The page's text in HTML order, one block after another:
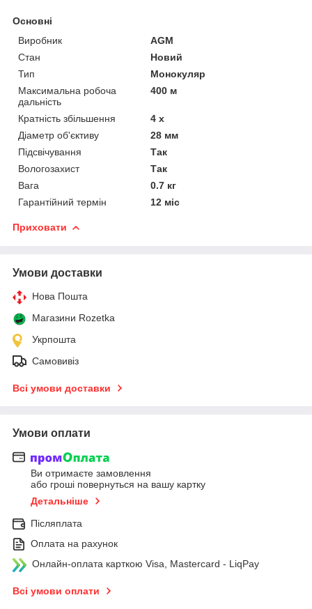
Основні
Виробник
AGM
Стан
Новий
Тип
Монокуляр
Максимальна робоча
дальність
400 м
Кратність збільшення
4 х
Діаметр об'єктиву
28 мм
Підсвічування
Так
Вологозахист
Так
Вага
0.7 кг
Гарантійний термін
12 міс
Приховати
Умови доставки
Нова Пошта
Магазини Rozetka
Укрпошта
Самовивіз
Всі умови доставки
Умови оплати
Ви отримаєте замовлення
або гроші повернуться на вашу картку
Детальніше
Післяплата
Оплата на рахунок
Онлайн-оплата карткою Visa, Mastercard - LiqPay
Всі умови оплати